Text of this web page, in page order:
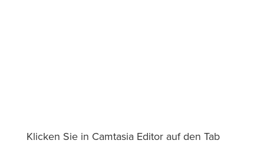
Klicken Sie in Camtasia Editor auf den Tab